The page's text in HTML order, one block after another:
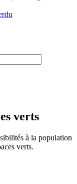
verts
à la population
verts.